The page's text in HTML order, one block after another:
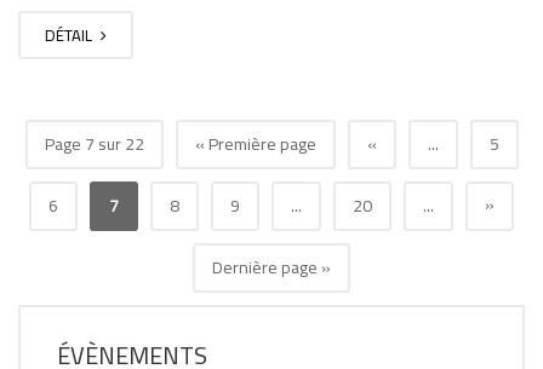
DÉTAIL
Page 7 sur 22 « Première page « ...
5
6
7 8 9 ... 20 ...
»
Dernière page »
ÉVÈNEMENTS